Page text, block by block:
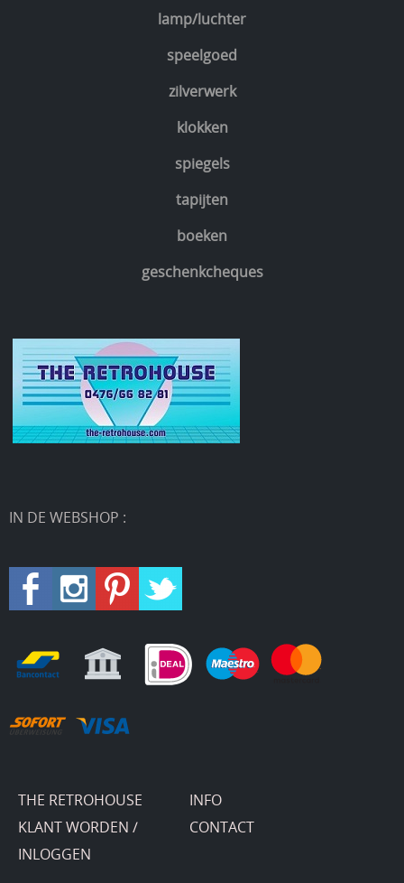
lamp/luchter
speelgoed
zilverwerk
klokken
spiegels
tapijten
boeken
geschenkcheques
IN DE WEBSHOP :
THE RETROHOUSE
INFO
KLANT WORDEN /
INLOGGEN
CONTACT